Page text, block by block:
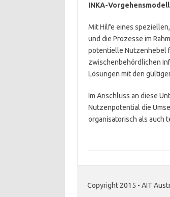
INKA-
Mit Hilfe eines
und die Prozesse im
potentielle Nutzenhebel
zwischenbehördlichen
Lösungen mit den
Im Anschluss an diese
Nutzenpotential die
organisatorisch als auch
Copyright 2015 - AIT